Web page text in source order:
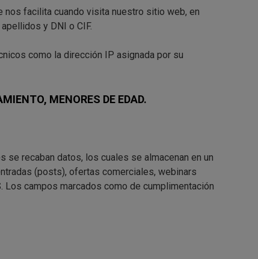
nos facilita cuando visita nuestro sitio web, en
y DNI o CIF.
como la dirección IP asignada por su
MENORES DE EDAD.
se recaban datos, los cuales se almacenan en un
(posts), ofertas comerciales, webinars
campos marcados como de cumplimentación